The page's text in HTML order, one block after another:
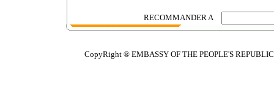
RECOMMANDER A
CopyRight ® EMBASSY OF THE PEOPLE'S